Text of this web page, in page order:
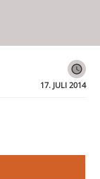
17. JULI 2014